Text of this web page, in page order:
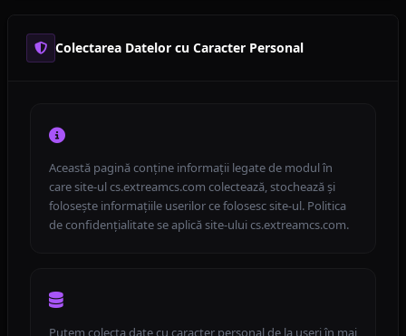
Colectarea Datelor cu Caracter Personal
Această pagină conține informații legate de modul în
care site-ul cs.extreamcs.com colectează, stochează și
folosește informațiile userilor ce folosesc site-ul. Politica
de confidențialitate se aplică site-ului cs.extreamcs.com.
Putem colecta date cu caracter personal de la useri în mai